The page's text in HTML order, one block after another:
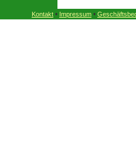
Kontakt • Impressum •